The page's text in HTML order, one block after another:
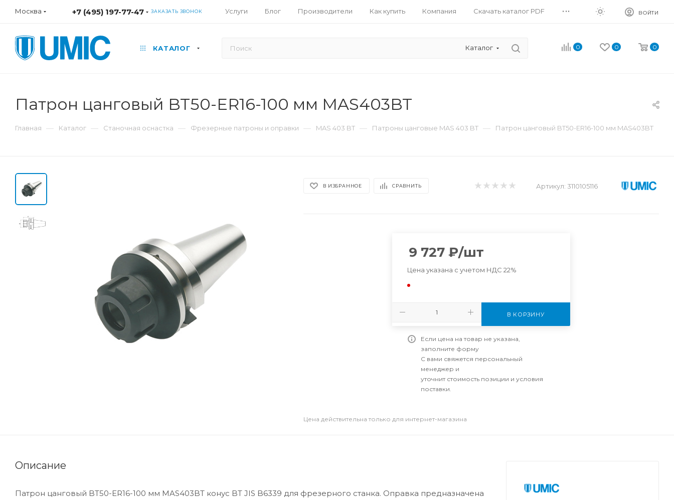
Москва +7 (495) 197-77-47 ЗАКАЗАТЬ ЗВОНОК Услуги Блог Производители Как купить Компания Скачать каталог PDF ... ВОЙТИ
КАТАЛОГ Каталог 0 0 0
Патрон цанговый BT50-ER16-100 мм MAS403BT
Главная — Каталог — Станочная оснастка — Фрезерные патроны и оправки — MAS 403 BT — Патроны цанговые MAS 403 BT — Патрон цанговый BT50-ER16-100 мм MAS403BT
В ИЗБРАННОЕ СРАВНИТЬ Артикул: 3110105116
9 727 ₽/шт
Цена указана с учетом НДС 22%
В КОРЗИНУ
Если цена на товар не указана,
заполните форму
С вами свяжется персональный
менеджер и
уточнит стоимость позиции и условия
поставки.
Цена действительна только для интернет-магазина
Описание
Патрон цанговый BT50-ER16-100 мм MAS403BT конус BT JIS B6339 для фрезерного станка. Оправка предназначена